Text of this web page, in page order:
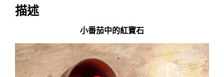
描述
小番茄中的紅寶石